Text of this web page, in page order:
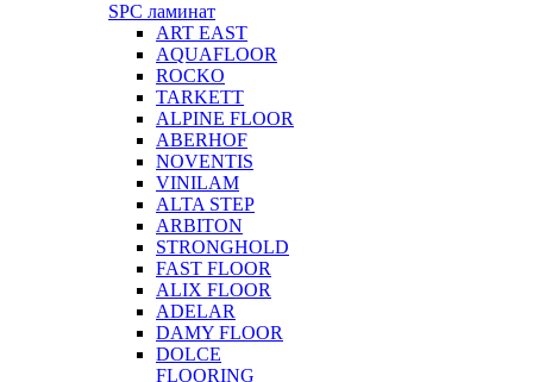
SPC ламинат
ART EAST
AQUAFLOOR
ROCKO
TARKETT
ALPINE FLOOR
ABERHOF
NOVENTIS
VINILAM
ALTA STEP
ARBITON
STRONGHOLD
FAST FLOOR
ALIX FLOOR
ADELAR
DAMY FLOOR
DOLCE
FLOORING